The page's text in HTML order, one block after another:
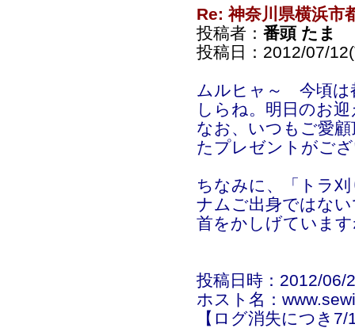
Re: 神奈川県横浜市
投稿者： 番頭 たま
投稿日：2012/07/
ムルヒャ～ 今頃は
しらね。明日のお
なお、いつもご愛
たプレゼントがご
ちなみに、「トラ
ナムご出身ではな
首をかしげていま
投稿日時：2012/06/
ホスト名：
【ログ消失につき